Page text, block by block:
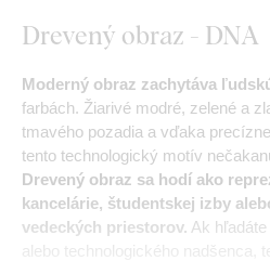
Drevený obraz - DNA
Moderný obraz zachytáva
farbách. Žiarivé modré, zelené a
tmavého pozadia a vďaka
tento technologický motív
Drevený obraz sa hodí ako
kancelárie, študentskej izby
vedeckých priestorov. Ak
alebo technologického nadšenca,